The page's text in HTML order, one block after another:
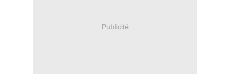
Publicité